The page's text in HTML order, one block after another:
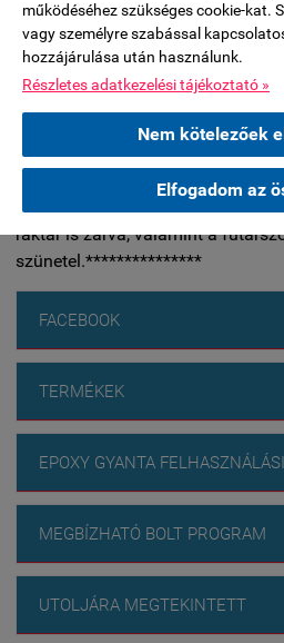
működéséhez szükséges cookie-kat.
vagy személyre szabással
hozzájárulása után használunk.
Részletes adatkezelési tájékoztató »
Nem kötelezőek
Elfogadom az
Kérdés
***********A készleten nem lévő
29-éig leadott rendelések
leállás előtti átadást. Nyári
között. Nyitás: szeptember 01. A
raktár is zárva, valamint a
szünetel.***************
FACEBOOK
TERMÉKEK
EPOXY GYANTA
MEGBÍZHATÓ BOLT PROGRAM
UTOLJÁRA MEGTEKINTETT